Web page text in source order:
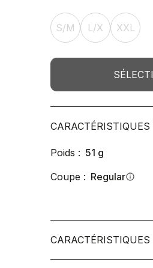
S/M L/X XXL
Poids : 51 g
Coupe : Regularinfo